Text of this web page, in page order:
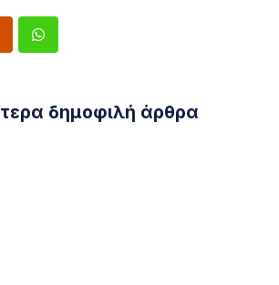
δημοφιλή άρθρα